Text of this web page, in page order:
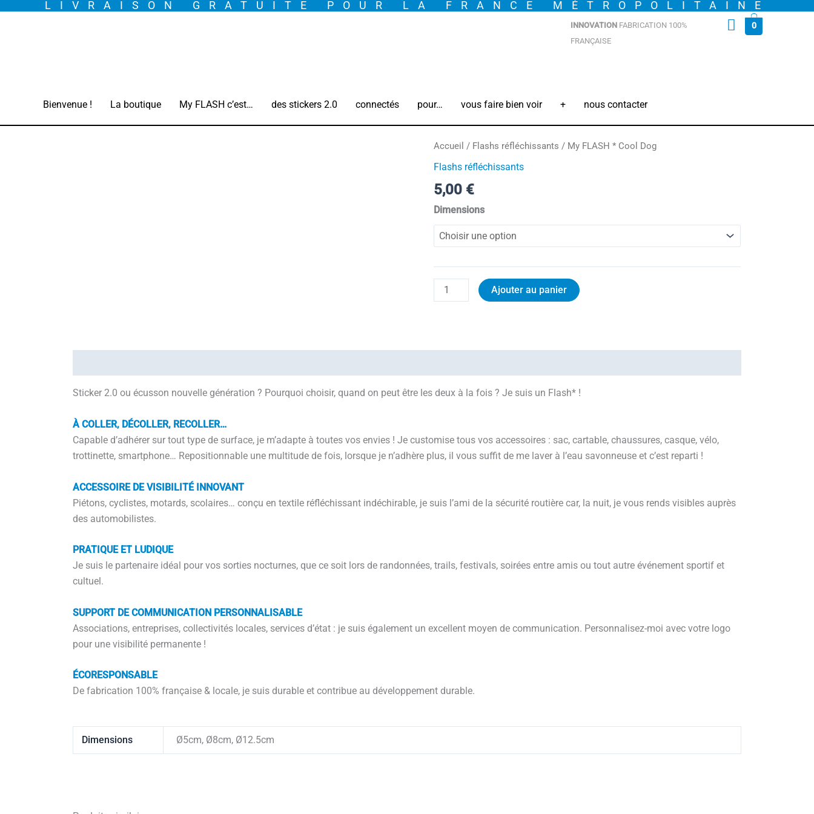
LIVRAISON GRATUITE POUR LA FRANCE MÉTROPOLITAINE
INNOVATION FABRICATION 100%
FRANÇAISE
0
Bienvenue ! La boutique My FLASH c’est… des stickers 2.0 connectés pour… vous faire bien voir + nous contacter
Accueil / Flashs réfléchissants / My FLASH * Cool Dog
Flashs réfléchissants
5,00 €
Dimensions
quantité
de
FLASH
*
Cool
Dog
Ajouter au panier
Sticker 2.0 ou écusson nouvelle génération ? Pourquoi choisir, quand on peut être les deux à la fois ? Je suis un Flash* !
À COLLER, DÉCOLLER, RECOLLER…
Capable d’adhérer sur tout type de surface, je m’adapte à toutes vos envies ! Je customise tous vos accessoires : sac, cartable, chaussures, casque, vélo,
trottinette, smartphone… Repositionnable une multitude de fois, lorsque je n’adhère plus, il vous suffit de me laver à l’eau savonneuse et c’est reparti !
ACCESSOIRE DE VISIBILITÉ INNOVANT
Piétons, cyclistes, motards, scolaires… conçu en textile réfléchissant indéchirable, je suis l’ami de la sécurité routière car, la nuit, je vous rends visibles auprès
des automobilistes.
PRATIQUE ET LUDIQUE
Je suis le partenaire idéal pour vos sorties nocturnes, que ce soit lors de randonnées, trails, festivals, soirées entre amis ou tout autre événement sportif et
cultuel.
SUPPORT DE COMMUNICATION PERSONNALISABLE
Associations, entreprises, collectivités locales, services d’état : je suis également un excellent moyen de communication. Personnalisez-moi avec votre logo
pour une visibilité permanente !
ÉCORESPONSABLE
De fabrication 100% française & locale, je suis durable et contribue au développement durable.
Dimensions Ø5cm, Ø8cm, Ø12.5cm